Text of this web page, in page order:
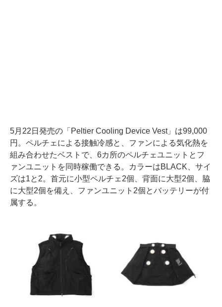
5月22日発売の「Peltier Cooling Device Vest」は99,000
円。ペルチェによる接触冷感と、ファンによる気化熱を
組み合わせたベストで、6カ所のペルチェユニットとフ
ァンユニットを同時稼働できる。カラーはBLACK、サイ
ズは1と2。首元に小型ペルチェ2個、背面に大型2個、脇
に大型2個を備え、ファンユニット2個とバッテリーが付
属する。